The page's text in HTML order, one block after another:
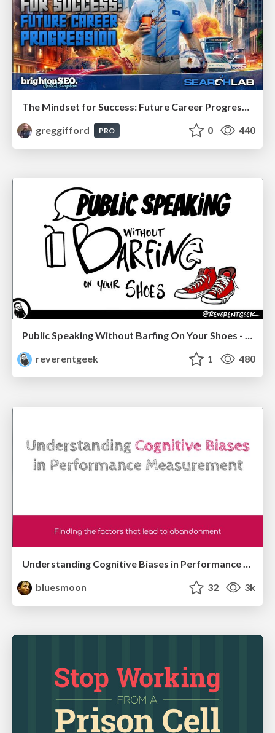
greggifford
PRO 0 440
Public Speaking Without Barfing On Your Shoes - THAT 2023
reverentgeek
1 480
Understanding Cognitive Biases in Performance Measurement
bluesmoon
32 3k